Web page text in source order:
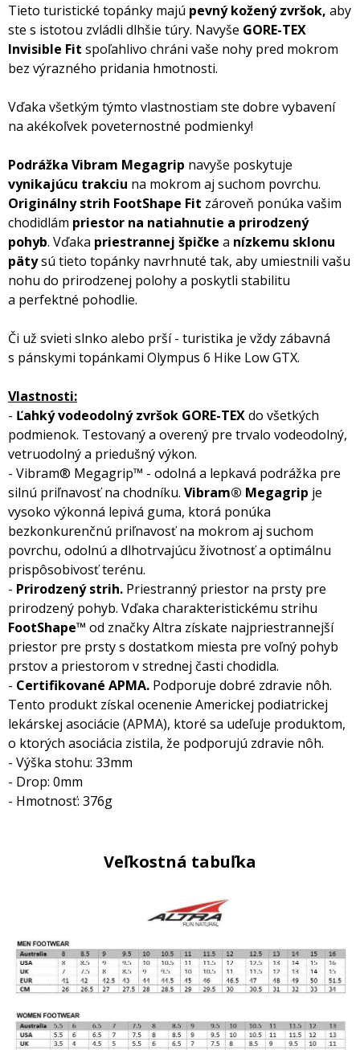
Tieto turistické topánky majú pevný kožený zvršok, aby
ste s istotou zvládli dlhšie túry. Navyše GORE-TEX
Invisible Fit spoľahlivo chráni vaše nohy pred mokrom
bez výrazného pridania hmotnosti.
Vďaka všetkým týmto vlastnostiam ste dobre vybavení
na akékoľvek poveternostné podmienky!
Podrážka Vibram Megagrip navyše poskytuje
vynikajúcu trakciu na mokrom aj suchom povrchu.
Originálny strih FootShape Fit zároveň ponúka vašim
chodidlám priestor na natiahnutie a prirodzený
pohyb. Vďaka priestrannej špičke a nízkemu sklonu
pätysú tieto topánky navrhnuté tak, aby umiestnili vašu
nohu do prirodzenej polohy a poskytli stabilitu
a perfektné pohodlie.
Či už svieti slnko alebo prší - turistika je vždy zábavná
s pánskymi topánkami Olympus 6 Hike Low GTX.
Vlastnosti:
- Ľahký vodeodolný zvršok GORE-TEXdo všetkých
podmienok. Testovaný a overený pre trvalo vodeodolný,
vetruodolný a priedušný výkon.
- Vibram® Megagrip™ - odolná a lepkavá podrážka pre
silnú priľnavosť na chodníku. Vibram® Megagrip je
vysoko výkonná lepivá guma, ktorá ponúka
bezkonkurenčnú priľnavosť na mokrom aj suchom
povrchu, odolnú a dlhotrvajúcu životnosť a optimálnu
prispôsobivosť terénu.
- Prirodzený strih. Priestranný priestor na prsty pre
prirodzený pohyb. Vďaka charakteristickému strihu
FootShape™ od značky Altra získate najpriestrannejší
priestor pre prsty s dostatkom miesta pre voľný pohyb
prstov a priestorom v strednej časti chodidla.
- Certifikované APMA. Podporuje dobré zdravie nôh.
Tento produkt získal ocenenie Americkej podiatrickej
lekárskej asociácie (APMA), ktoré sa udeľuje produktom,
o ktorých asociácia zistila, že podporujú zdravie nôh.
- Výška stohu: 33mm
- Drop: 0mm
- Hmotnosť: 376g
Veľkostná tabuľka